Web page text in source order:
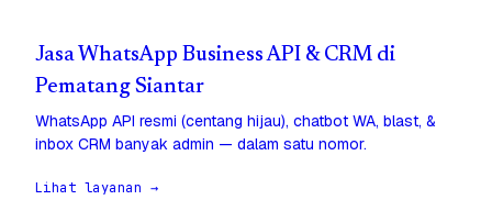
Jasa WhatsApp Business API & CRM di
Pematang Siantar
WhatsApp API resmi (centang hijau), chatbot WA, blast, &
inbox CRM banyak admin — dalam satu nomor.
Lihat layanan →